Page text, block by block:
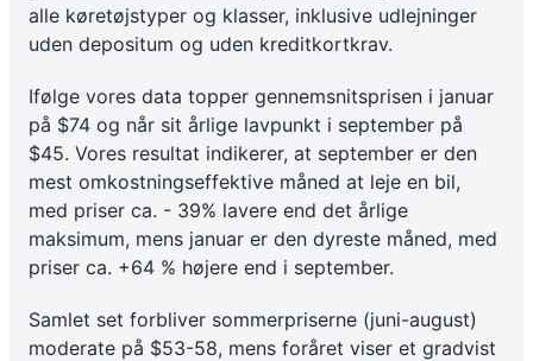
alle køretøjstyper og klasser, inklusive udlejninger
uden depositum og uden kreditkortkrav.
Ifølge vores data topper gennemsnitsprisen i januar
på $74 og når sit årlige lavpunkt i september på
$45. Vores resultat indikerer, at september er den
mest omkostningseffektive måned at leje en bil,
med priser ca. - 39% lavere end det årlige
maksimum, mens januar er den dyreste måned, med
priser ca. +64 % højere end i september.
Samlet set forbliver sommerpriserne (juni-august)
moderate på $53-58, mens foråret viser et gradvist